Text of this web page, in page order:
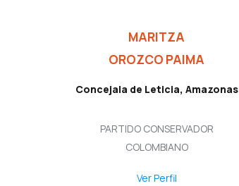
MARITZA
OROZCO PAIMA
Concejala de Leticia, Amazonas
PARTIDO CONSERVADOR
COLOMBIANO
Ver Perfil